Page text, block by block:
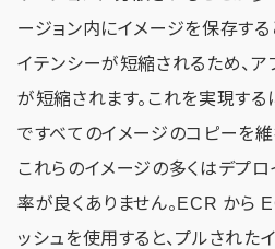
ージョン内にイメージを保存する
イテンシーが短縮されるため、
が短縮されます。これを実現する
ですべてのイメージのコピーを維
これらのイメージの多くはデプロ
率が良くありません。ECR から
ッシュを使用すると、プルされた